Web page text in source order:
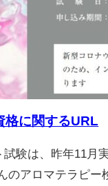
格に関するURL
験は、昨年11月
のアロマテラピ